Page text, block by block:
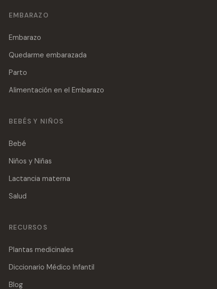
EMBARAZO
Embarazo
Quedarme embarazada
Parto
Alimentación en el Embarazo
BEBÉS Y NIÑOS
Bebé
Niños y Niñas
Lactancia materna
Salud
RECURSOS
Plantas medicinales
Diccionario Médico Infantil
Blog